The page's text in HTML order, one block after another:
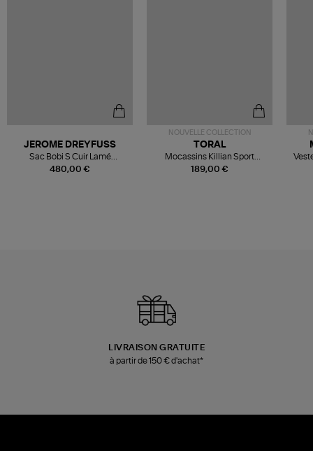
480,00 €
JEROME DREYFUSS
Sac Bobi S Cuir Lamé
Champagne
NOUVELLE COLLECTION
189,00 €
TORAL
Mocassins Killian Sport
Mousse
LIVRAISON GRATUITE
à partir de 150 € d'achat*